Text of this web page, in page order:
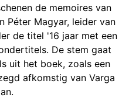
de memoires van
Péter Magyar, leider van
de titel '16 jaar met een
De stem gaat
uit het boek, zoals een
afkomstig van Varga